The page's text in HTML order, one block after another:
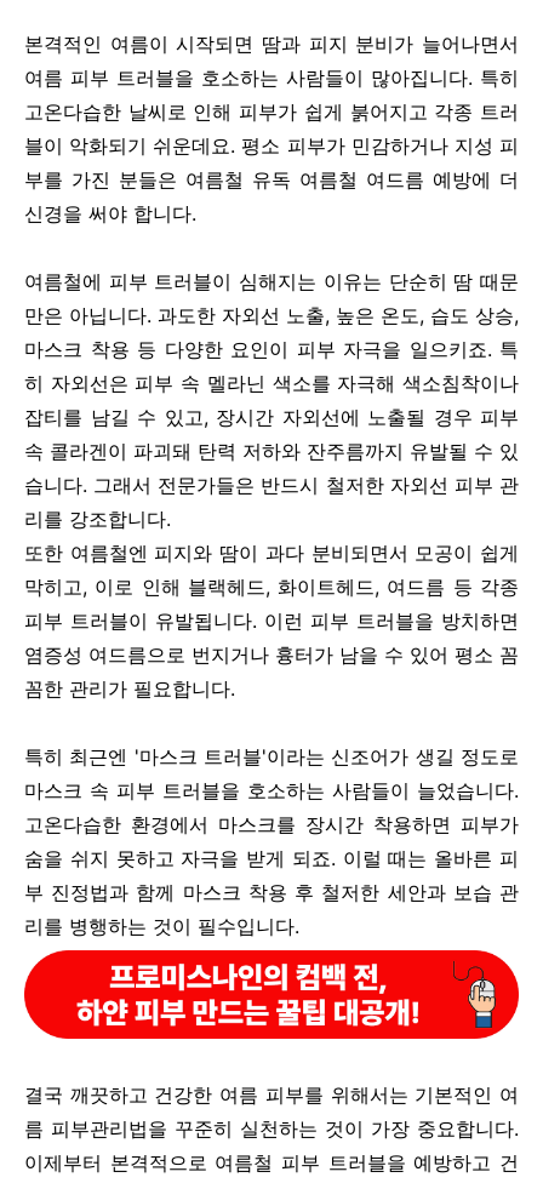
본격적인 여름이 시작되면 땀과 피지 분비가 늘어나면서
여름 피부 트러블을 호소하는 사람들이 많아집니다. 특히
고온다습한 날씨로 인해 피부가 쉽게 붉어지고 각종 트러
블이 악화되기 쉬운데요. 평소 피부가 민감하거나 지성 피
부를 가진 분들은 여름철 유독 여름철 여드름 예방에 더
신경을 써야 합니다.
여름철에 피부 트러블이 심해지는 이유는 단순히 땀 때문
만은 아닙니다. 과도한 자외선 노출, 높은 온도, 습도 상승,
마스크 착용 등 다양한 요인이 피부 자극을 일으키죠. 특
히 자외선은 피부 속 멜라닌 색소를 자극해 색소침착이나
잡티를 남길 수 있고, 장시간 자외선에 노출될 경우 피부
속 콜라겐이 파괴돼 탄력 저하와 잔주름까지 유발될 수 있
습니다. 그래서 전문가들은 반드시 철저한 자외선 피부 관
리를 강조합니다.
또한 여름철엔 피지와 땀이 과다 분비되면서 모공이 쉽게
막히고, 이로 인해 블랙헤드, 화이트헤드, 여드름 등 각종
피부 트러블이 유발됩니다. 이런 피부 트러블을 방치하면
염증성 여드름으로 번지거나 흉터가 남을 수 있어 평소 꼼
꼼한 관리가 필요합니다.
특히 최근엔 '마스크 트러블'이라는 신조어가 생길 정도로
마스크 속 피부 트러블을 호소하는 사람들이 늘었습니다.
고온다습한 환경에서 마스크를 장시간 착용하면 피부가
숨을 쉬지 못하고 자극을 받게 되죠. 이럴 때는 올바른 피
부 진정법과 함께 마스크 착용 후 철저한 세안과 보습 관
리를 병행하는 것이 필수입니다.
결국 깨끗하고 건강한 여름 피부를 위해서는 기본적인 여
름 피부관리법을 꾸준히 실천하는 것이 가장 중요합니다.
이제부터 본격적으로 여름철 피부 트러블을 예방하고 건